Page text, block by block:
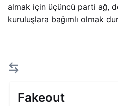
almak için üçüncü parti ağ,
kuruluşlara bağımlı olmak
Fakeout